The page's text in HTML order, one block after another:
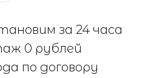
за 24 часа
0 рублей
по договору